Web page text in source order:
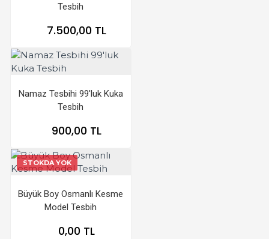
Tesbih
7.500,00 TL
Namaz Tesbihi 99'luk Kuka
Tesbih
900,00 TL
STOKDA YOK
Büyük Boy Osmanlı Kesme
Model Tesbih
0,00 TL